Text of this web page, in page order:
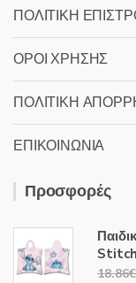
ΠΟΛΙΤΙΚΗ
ΟΡΟΙ ΧΡΗΣΗΣ
ΠΟΛΙΤΙΚΗ
ΕΠΙΚΟΙΝΩΝΙΑ
Προσφορές
18.86€